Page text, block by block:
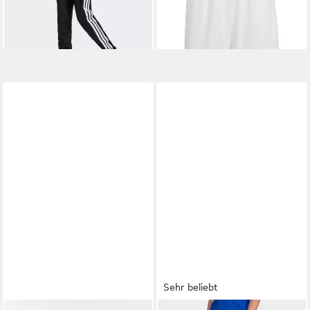
Sehr beliebt